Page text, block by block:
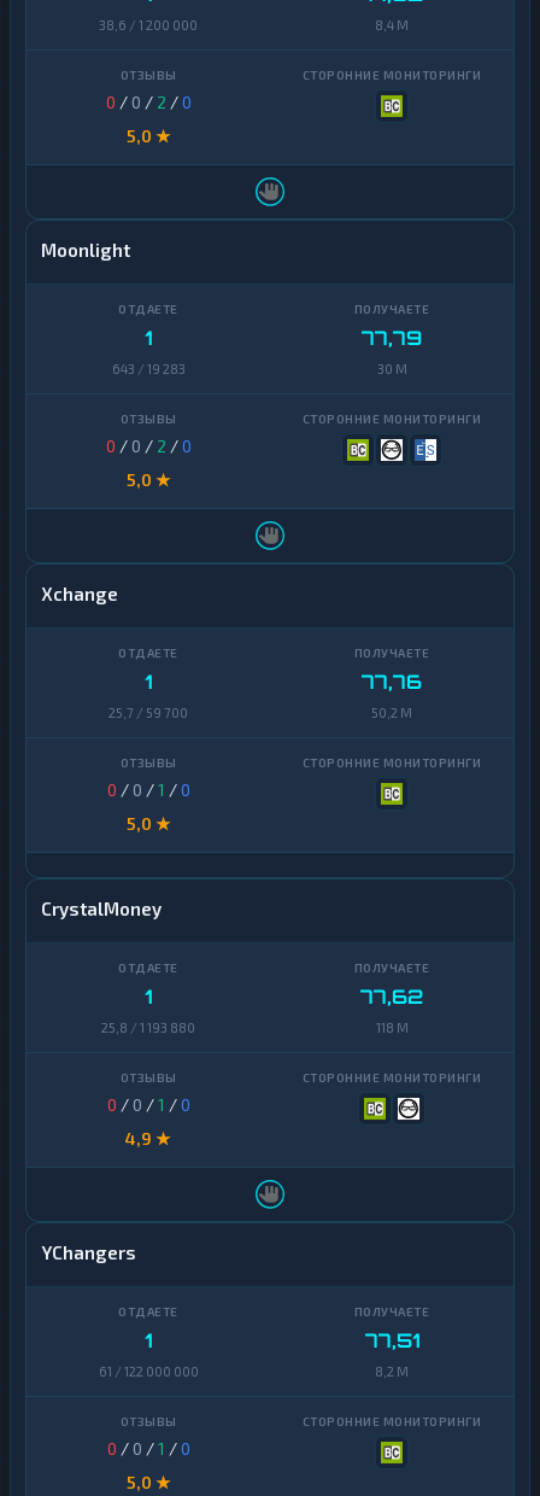
38,6 / 1 200 000 8,4 M
0 / 0 / 2 /0
5,0 ★
Moonlight
1
643 / 19 283
77,79
30 M
0 / 0 / 2 /0
5,0 ★
Xchange
1
25,7 / 59 700
77,76
50,2 M
0 / 0 /1 /0
5,0 ★
CrystalMoney
1
25,8 / 1 193 880
77,62
118 M
0 / 0 /1 /0
4,9 ★
YChangers
1
61 / 122 000 000
77,51
8,2 M
0 / 0 /1 /0
5,0 ★